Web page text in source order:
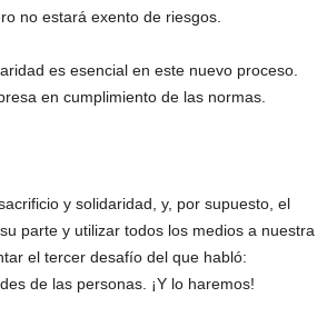
no estará exento de riesgos.
es esencial en este nuevo proceso.
en cumplimiento de las normas.
y solidaridad, y, por supuesto, el
parte y utilizar todos los medios a nuestra
el tercer desafío del que habló:
de las personas. ¡Y lo haremos!